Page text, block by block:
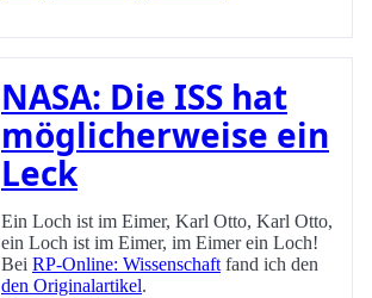
NASA: Die ISS hat
möglicherweise ein
Leck
Ein Loch ist im Eimer, Karl Otto, Karl Otto,
ein Loch ist im Eimer, im Eimer ein Loch!
Bei RP-Online: Wissenschaft fand ich den
den Originalartikel.